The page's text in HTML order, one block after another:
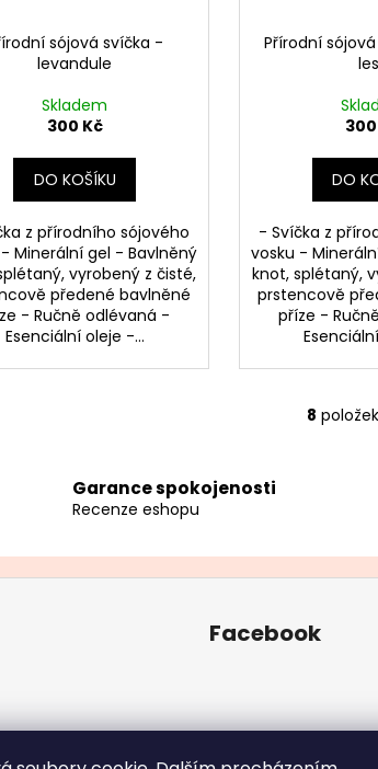
sójová svíčka -
levandule
Skladem
300 Kč
DO KOŠÍKU
z přírodního sójového
Minerální gel - Bavlněný
vyrobený z čisté,
předené bavlněné
- Ručně odlévaná -
Esenciální oleje -...
Přírodní
DO
- Svíčka z
vosku -
knot, splétaný,
prstencově
příze -
8
Garance spokojenosti
Recenze eshopu
Facebook